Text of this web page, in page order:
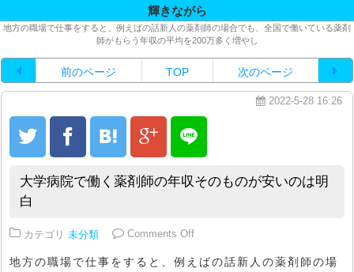
輝きながら
地方の職場で仕事をすると、例えばの話新人の薬剤師の場合でも、全国で働いている薬剤
師がもらう年収の平均を200万多く増やし
前のページ TOP 次のページ
2022-5-28 16:26
大学病院で働く薬剤師の年収そのものが安いのは明
白
カテゴリ 未分類 Comments Offon 大学病院で働く薬剤師の年収
地方の職場で仕事をすると、例えばの話新人の薬剤師の場